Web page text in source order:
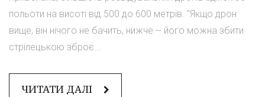
польоти на висоті від 500 до 600 метрів. "Якщо дрон
вище, він нічого не бачить, нижче -- його можна збити
стрілецькою зброє...
ЧИТАТИ ДАЛІ